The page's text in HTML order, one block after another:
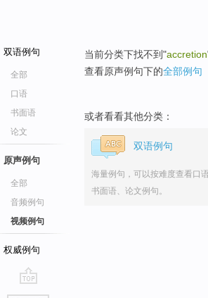
双语例句
全部
口语
书面语
论文
原声例句
全部
音频例句
视频例句
权威例句
go
当前分类下找不到"accretion
查看原声例句下的全部例句
或者看看其他分类：
双语例句
海量例句，可以按难度查看口语
书面语、论文例句。